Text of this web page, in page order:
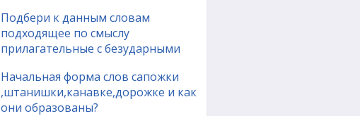
Подбери к данным словам
подходящее по смыслу
прилагательные с безударными
Начальная форма слов сапожки
,штанишки,канавке,дорожке и как
они образованы?